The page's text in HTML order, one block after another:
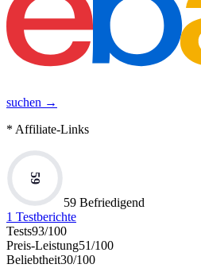
suchen →
* Affiliate-Links
59
59 Befriedigend
1 Testberichte
Tests93/100
Preis-Leistung51/100
Beliebtheit30/100